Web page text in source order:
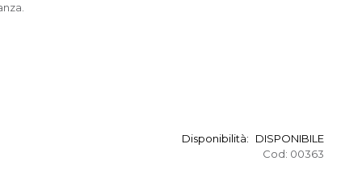
Disponibilità:
DISPONIBILE
Cod: 00363